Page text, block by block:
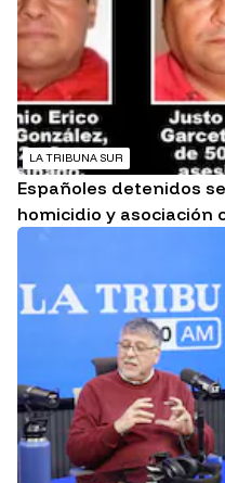
LA TRIBUNA SUR
Españoles detenidos
homicidio y asociación